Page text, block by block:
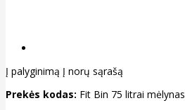
Į palyginimą Į norų sąrašą
Prekės kodas: Fit Bin 75 litrai mėlynas